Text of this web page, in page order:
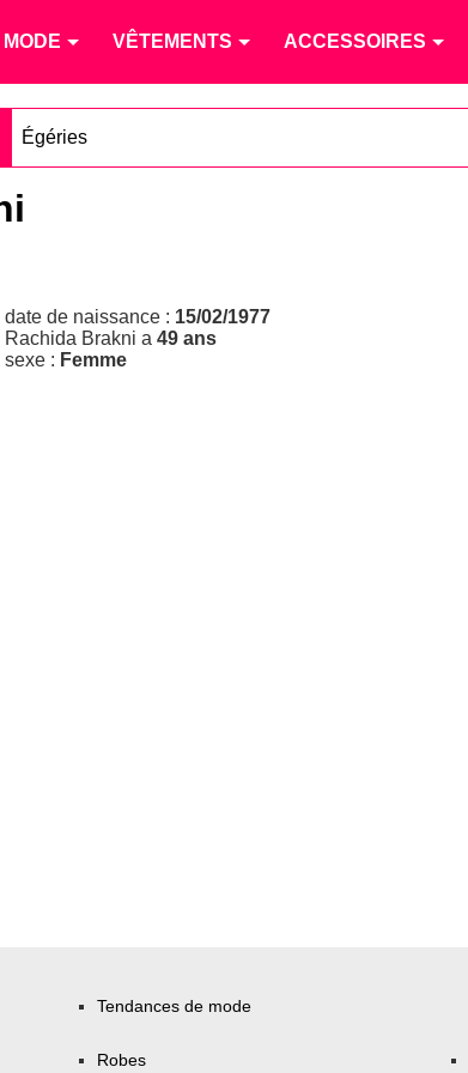
MODE VÊTEMENTS ACCESSOIRES
Égéries
date de naissance : 15/02/1977
Rachida Brakni a 49 ans
sexe : Femme
Tendances de mode
Robes